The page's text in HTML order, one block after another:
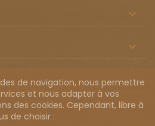
de navigation, nous permettre
et nous adapter à vos
des cookies. Cependant, libre à
de choisir :


la Société des Avis Garantis, cliquez